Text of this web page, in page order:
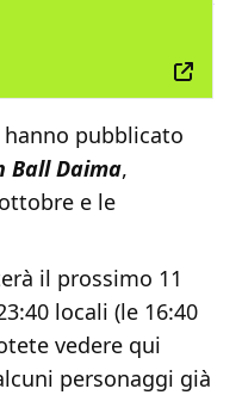
pubblicato
Ball Daima,
e le
il prossimo 11
locali (le 16:40
vedere qui
personaggi già